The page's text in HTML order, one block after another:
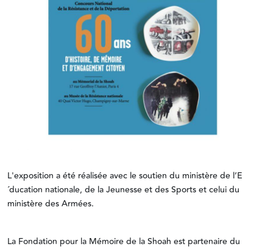
L'exposition a été réalisée avec le soutien du ministère de l’E
´ducation nationale, de la Jeunesse et des Sports et celui du
ministère des Armées.
La Fondation pour la Mémoire de la Shoah est partenaire du